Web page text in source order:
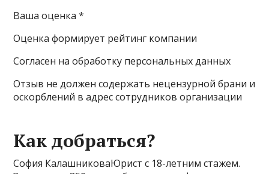
Ваша оценка *
Оценка формирует рейтинг компании
Согласен на обработку персональных данных
Отзыв не должен содержать нецензурной брани и
оскорблений в адрес сотрудников организации
Как добраться?
София КалашниковаЮрист с 18-летним стажем.